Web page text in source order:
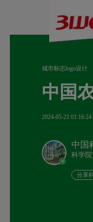
城市标志logo设计
中国
2024-05-21 01:16:24
v
中国
科学
分享